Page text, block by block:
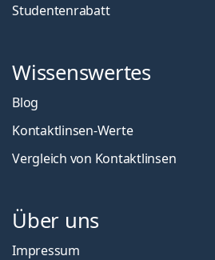
Studentenrabatt
Wissenswertes
Blog
Kontaktlinsen-Werte
Vergleich von Kontaktlinsen
Über uns
Impressum